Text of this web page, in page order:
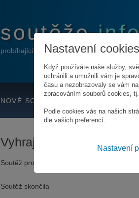
soutěže
probíhající online soutěže
NOVÉ SOUTĚŽE
Vyhrajte dovolenou v
Soutěž probíhá
Soutěž skončila
Nastavení
Když používáte naše služby,
ochránili a umožnili vám je
času a nezobrazovaly se vám
zpracováním souborů cookies,
Podle cookies vás na našich
dle vašich preferencí.
Nastavení